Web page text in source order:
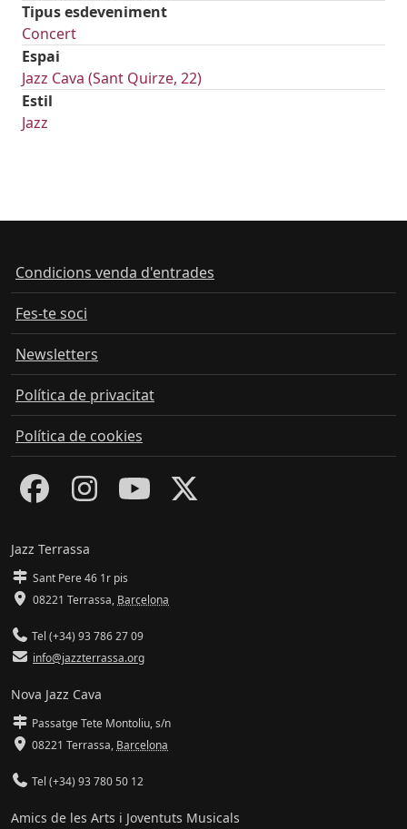
Tipus esdeveniment
Concert
Espai
Jazz Cava (Sant Quirze, 22)
Estil
Jazz
Condicions venda d'entrades
Fes-te soci
Newsletters
Política de privacitat
Política de cookies
Jazz Terrassa
Sant Pere 46 1r pis
08221 Terrassa, Barcelona
Tel (+34) 93 786 27 09
info@jazzterrassa.org
Nova Jazz Cava
Passatge Tete Montoliu, s/n
08221 Terrassa, Barcelona
Tel (+34) 93 780 50 12
Amics de les Arts i Joventuts Musicals